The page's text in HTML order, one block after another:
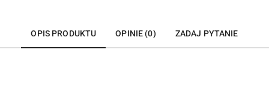
OPIS PRODUKTU OPINIE (0) ZADAJ PYTANIE